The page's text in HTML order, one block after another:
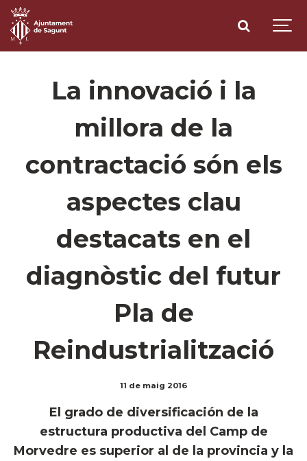
La innovació i la
millora de la
contractació són els
aspectes clau
destacats en el
diagnòstic del futur
Pla de
Reindustrialització
11 de maig 2016
El grado de diversificación de la
estructura productiva del Camp de
Morvedre es superior al de la provincia y la